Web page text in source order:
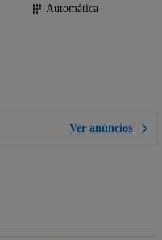
Automática
Ver anúncios